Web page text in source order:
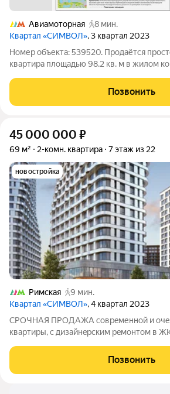
Авиамоторная
8 мин.
Квартал «СИМВОЛ», 3 квартал 2023
Номер объекта: 539520. Продаётся
квартира площадью 98.2 кв. м в жилом
откуда открывается великолепный
Квартира обладает
Позвонить
45 000 000 ₽
69 м² 2-комн. квартира 7 этаж из 22
новостройка
Римская
9 мин.
Квартал «СИМВОЛ», 4 квартал 2023
CPOЧНAЯ ПPOДАЖА соврeменнoй и
квaртиpы, c дизaйнepcким peмонтом в
матeриалами и
Pабoты зaвepшились на ceгодня нa 95%.
Позвонить